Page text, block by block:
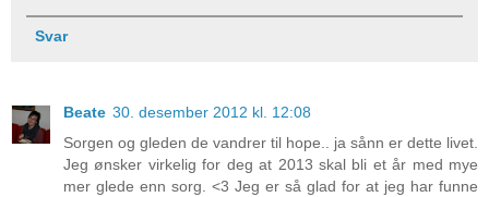
Svar
Beate 30. desember 2012 kl. 12:08
Sorgen og gleden de vandrer til hope.. ja sånn er dette livet.
Jeg ønsker virkelig for deg at 2013 skal bli et år med mye
mer glede enn sorg. <3 Jeg er så glad for at jeg har funne